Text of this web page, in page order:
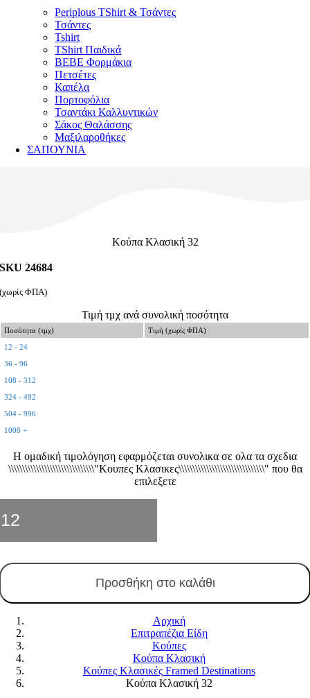
Periplous TShirt & Τσάντες
Τσάντες
Tshirt
TShirt Παιδικά
ΒΕΒΕ Φορμάκια
Πετσέτες
Καπέλα
Πορτοφόλια
Τσαντάκι Καλλυντικών
Σάκος Θαλάσσης
Μαξιλαροθήκες
ΣΑΠΟΥΝΙΑ
Κούπα Κλασική 32
SKU 24684
(χωρίς ΦΠΑ)
Τιμή τμχ ανά συνολική ποσότητα
Ποσότητα (τμχ)
Τιμή (χωρίς ΦΠΑ)
12 - 24
36 - 96
108 - 312
324 - 492
504 - 996
1008 +
Η ομαδική τιμολόγηση εφαρμόζεται συνολικα σε ολα τα σχεδια
\\\\\\\\\\\\\\\\\\\\\\\\\\\\\\\"Κουπες Κλασικες\\\\\\\\\\\\\\\\\\\\\\\\\\\\\\\" που θα
επιλεξετε
Προσθήκη στο καλάθι
Αρχική
Επιτραπέζια Είδη
Κούπες
Κούπα Κλασική
Κούπες Κλασικές Framed Destinations
Κούπα Κλασική 32